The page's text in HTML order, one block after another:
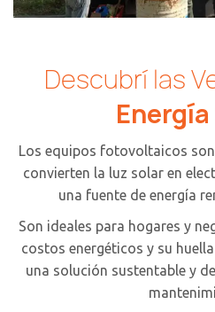
Descubrí las
Los equipos fotovoltaicos
convierten la luz solar en
una fuente de energía
Son ideales para hogares y
costos energéticos y su
una solución sustentable y